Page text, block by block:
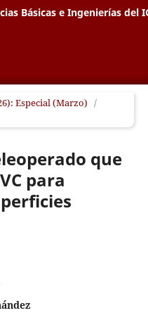
Básicas e Ingenierías del
Especial (Marzo) /
que
para